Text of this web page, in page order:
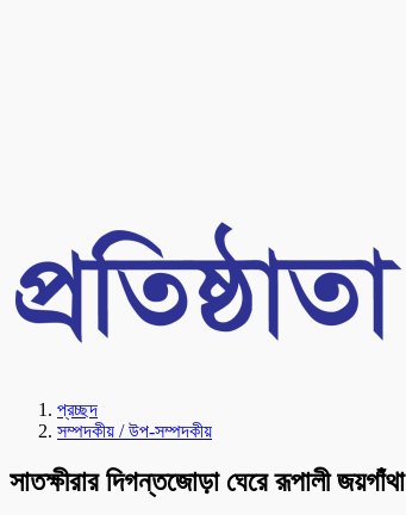
প্রচ্ছদ
সম্পদকীয় / উপ-সম্পদকীয়
সাতক্ষীরার দিগন্তজোড়া ঘেরে রূপালী জয়গাঁথা